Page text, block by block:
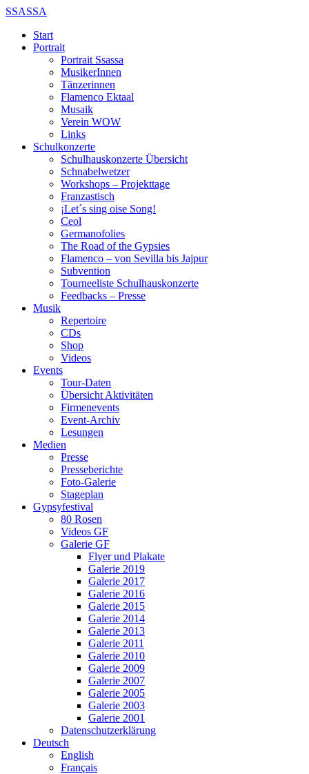
SSASSA
Start
Portrait
Portrait Ssassa
MusikerInnen
Tänzerinnen
Flamenco Ektaal
Musaik
Verein WOW
Links
Schulkonzerte
Schulhauskonzerte Übersicht
Schnabelwetzer
Workshops – Projekttage
Franzastisch
¡Let´s sing oise Song!
Ceol
Germanofolies
The Road of the Gypsies
Flamenco – von Sevilla bis Jajpur
Subvention
Tourneeliste Schulhauskonzerte
Feedbacks – Presse
Musik
Repertoire
CDs
Shop
Videos
Events
Tour-Daten
Übersicht Aktivitäten
Firmenevents
Event-Archiv
Lesungen
Medien
Presse
Presseberichte
Foto-Galerie
Stageplan
Gypsyfestival
80 Rosen
Videos GF
Galerie GF
Flyer und Plakate
Galerie 2019
Galerie 2017
Galerie 2016
Galerie 2015
Galerie 2014
Galerie 2013
Galerie 2011
Galerie 2010
Galerie 2009
Galerie 2007
Galerie 2005
Galerie 2003
Galerie 2001
Datenschutzerklärung
Deutsch
English
Français